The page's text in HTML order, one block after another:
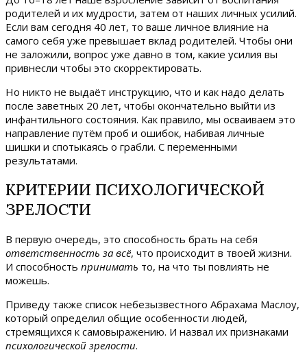
родителей и их мудрости, затем от наших личных усилий.
Если вам сегодня 40 лет, то ваше личное влияние на
самого себя уже превышает вклад родителей. Чтобы они
не заложили, вопрос уже давно в том, какие усилия вы
привнесли чтобы это скорректировать.
Но никто не выдаёт инструкцию, что и как надо делать
после заветных 20 лет, чтобы окончательно выйти из
инфантильного состояния. Как правило, мы осваиваем это
направление путём проб и ошибок, набивая личные
шишки и спотыкаясь о грабли. С переменными
результатами.
КРИТЕРИИ ПСИХОЛОГИЧЕСКОЙ
ЗРЕЛОСТИ
В первую очередь, это способность брать на себя
ответственность за всё, что происходит в твоей жизни.
И способность принимать то, на что ты повлиять не
можешь.
Приведу также список небезызвестного Абрахама Маслоу,
который определил общие особенности людей,
стремящихся к самовыражению. И назвал их признаками
психологической зрелости.